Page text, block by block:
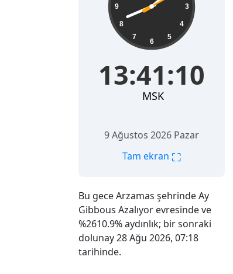
Bu gece Arzamas şehrinde Ay
Gibbous Azalıyor evresinde ve
%2610.9% aydınlık; bir sonraki
dolunay 28 Ağu 2026, 07:18
tarihinde.
3
4
5
6
7
8
9
13:41:11
MSK
9 Ağustos 2026 Pazar
Tam ekran ⛶